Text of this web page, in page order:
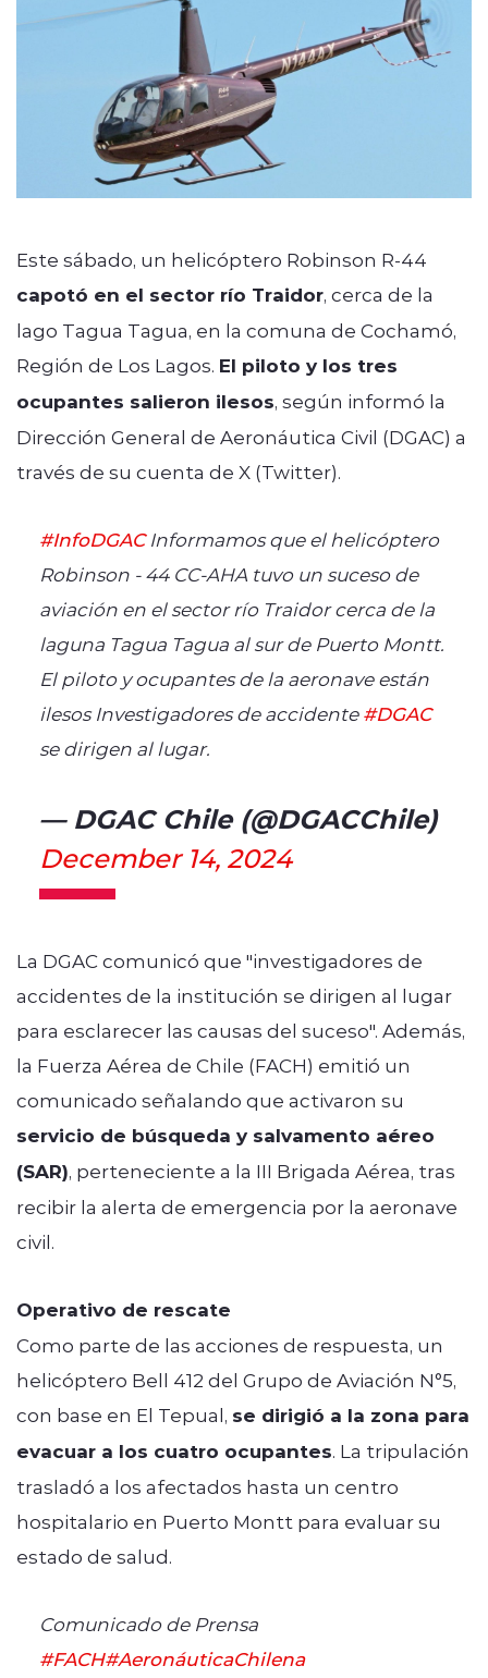
Este sábado, un helicóptero Robinson R-44
capotó en el sector río Traidor, cerca de la
lago Tagua Tagua, en la comuna de Cochamó,
Región de Los Lagos. El piloto y los tres
ocupantes salieron ilesos, según informó la
Dirección General de Aeronáutica Civil (DGAC) a
través de su cuenta de X (Twitter).
#InfoDGACInformamos que el helicóptero
Robinson - 44 CC-AHA tuvo un suceso de
aviación en el sector río Traidor cerca de la
laguna Tagua Tagua al sur de Puerto Montt.
El piloto y ocupantes de la aeronave están
ilesos Investigadores de accidente#DGAC
se dirigen al lugar.
— DGAC Chile (@DGACChile)
December 14, 2024
La DGAC comunicó que "investigadores de
accidentes de la institución se dirigen al lugar
para esclarecer las causas del suceso". Además,
la Fuerza Aérea de Chile (FACH) emitió un
comunicado señalando que activaron su
servicio de búsqueda y salvamento aéreo
(SAR), perteneciente a la III Brigada Aérea, tras
recibir la alerta de emergencia por la aeronave
civil.
Operativo de rescate
Como parte de las acciones de respuesta, un
helicóptero Bell 412 del Grupo de Aviación N°5,
con base en El Tepual, se dirigió a la zona para
evacuar a los cuatro ocupantes. La tripulación
trasladó a los afectados hasta un centro
hospitalario en Puerto Montt para evaluar su
estado de salud.
Comunicado de Prensa
#FACH#AeronáuticaChilena